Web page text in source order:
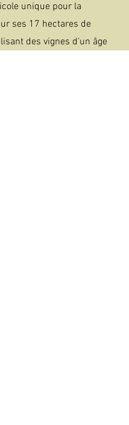
unique pour la
ses 17 hectares de
des vignes d'un âge